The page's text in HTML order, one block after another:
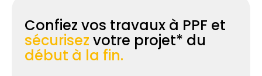
Confiez vos travaux à PPF et
sécurisez votre projet* du
début à la fin.